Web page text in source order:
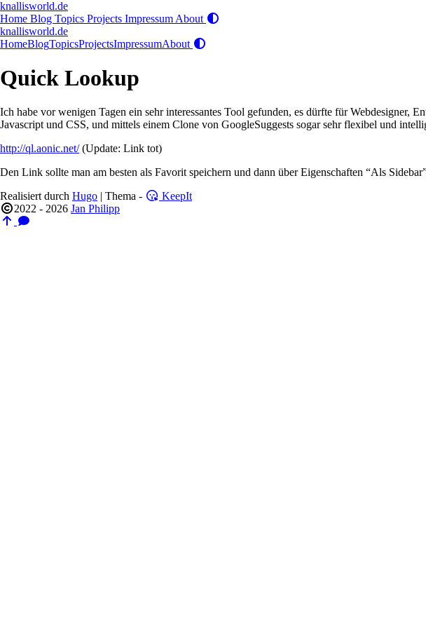
knallisworld.de
Home Blog Topics Projects Impressum About
knallisworld.de
HomeBlogTopicsProjectsImpressumAbout
Quick Lookup
Ich habe vor wenigen Tagen ein sehr interessantes Tool gefunden, es dürfte für
Javascript und CSS, und mittels einem Clone von GoogleSuggests sogar sehr flexibel und
http://ql.aonic.net/(Update: Link tot)
Den Link sollte man am besten als Favorit speichern und dann über Eigenschaften “Als
Realisiert durch Hugo | Thema -
KeepIt
2022 - 2026 Jan Philipp